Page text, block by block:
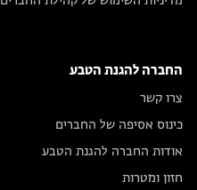
החברה להגנת הטבע
צרו קשר
כינוס אסיפה של החברים
אודות החברה להגנת הטבע
חזון ומטרות